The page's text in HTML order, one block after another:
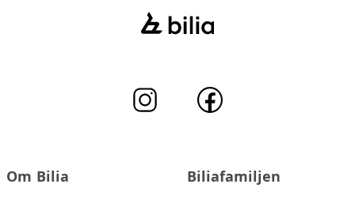
Om Bilia Biliafamiljen